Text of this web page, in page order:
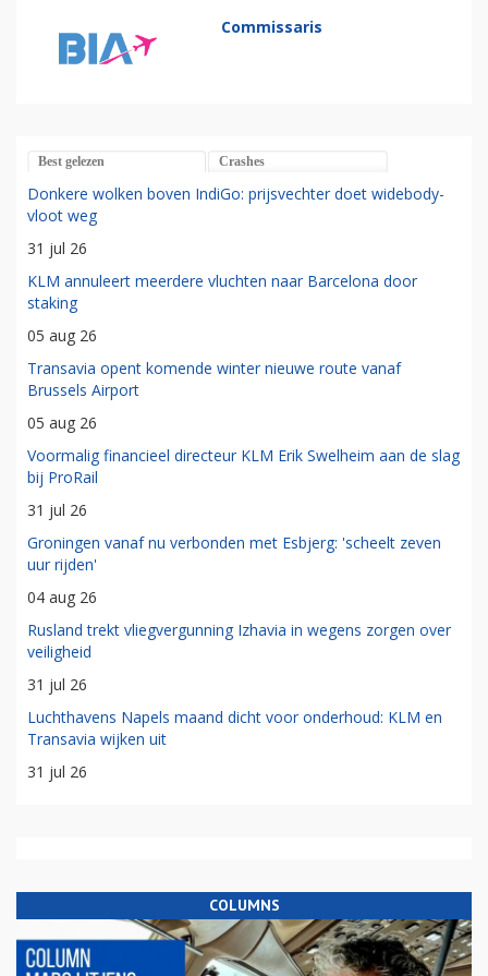
Commissaris
Best gelezen Crashes
Donkere wolken boven IndiGo: prijsvechter doet widebody-
vloot weg
31 jul 26
KLM annuleert meerdere vluchten naar Barcelona door
staking
05 aug 26
Transavia opent komende winter nieuwe route vanaf
Brussels Airport
05 aug 26
Voormalig financieel directeur KLM Erik Swelheim aan de slag
bij ProRail
31 jul 26
Groningen vanaf nu verbonden met Esbjerg: 'scheelt zeven
uur rijden'
04 aug 26
Rusland trekt vliegvergunning Izhavia in wegens zorgen over
veiligheid
31 jul 26
Luchthavens Napels maand dicht voor onderhoud: KLM en
Transavia wijken uit
31 jul 26
COLUMNS